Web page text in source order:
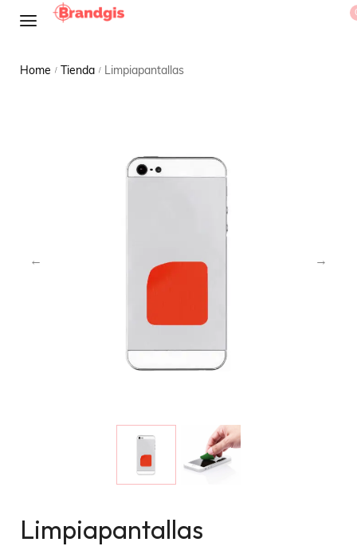
Home / Tienda / Limpiapantallas
Limpiapantallas